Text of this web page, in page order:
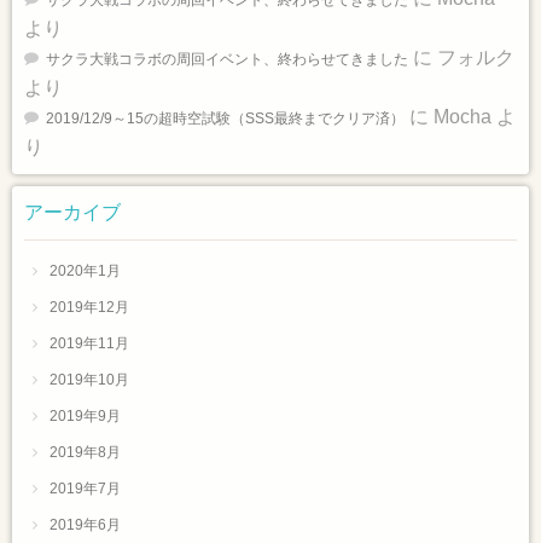
より
サクラ大戦コラボの周回イベント、終わらせてきました に フォルク
より
2019/12/9～15の超時空試験（SSS最終までクリア済） に Mocha よ
り
アーカイブ
2020年1月
2019年12月
2019年11月
2019年10月
2019年9月
2019年8月
2019年7月
2019年6月